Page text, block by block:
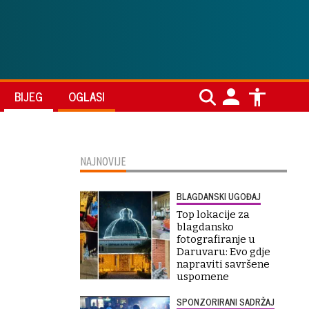
BIJEG OGLASI
NAJNOVIJE
BLAGDANSKI UGOĐAJ
Top lokacije za
blagdansko
fotografiranje u
Daruvaru: Evo gdje
napraviti savršene
uspomene
SPONZORIRANI SADRŽAJ